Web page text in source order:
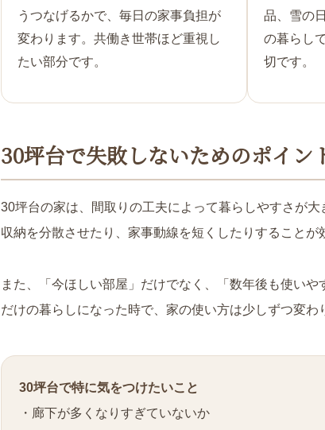
うつなげるかで、毎日の家事負担が
変わります。共働き世帯ほど重視し
たい部分です。
品、雪の
の暮らし
切です。
30坪台で失敗しないためのポイン
30坪台の家は、間取りの工夫によって暮らしやすさが
収納を分散させたり、家事動線を短くしたりすることが
また、「今ほしい部屋」だけでなく、「数年後も使い
だけの暮らしになった時で、家の使い方は少しずつ変わ
30坪台で特に気をつけたいこと
・廊下が多くなりすぎていないか